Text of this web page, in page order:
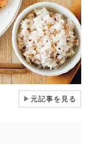
▶元記事を見る